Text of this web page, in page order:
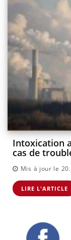
Intoxication
cas de
Mis à jour le
LIRE L'ARTICLE